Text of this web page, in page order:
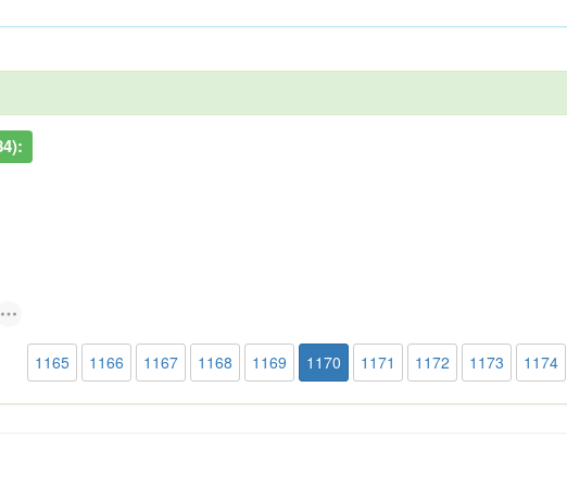
1165 1166 1167 1168 1169 1170 1171 1172 1173 1174